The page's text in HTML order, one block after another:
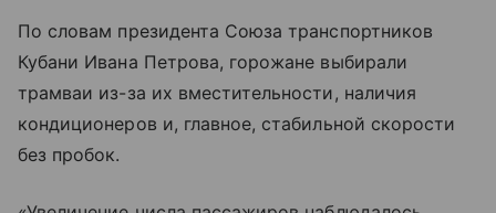
По словам президента Союза транспортников
Кубани Ивана Петрова, горожане выбирали
трамваи из-за их вместительности, наличия
кондиционеров и, главное, стабильной скорости
без пробок.